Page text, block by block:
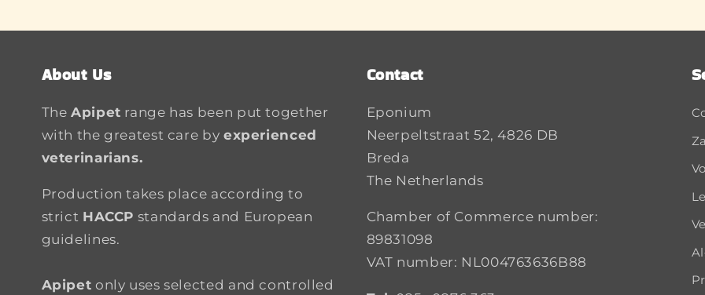
About Us
TheApipet range has been put together
with the greatest care by experienced
veterinarians.
Production takes place according to
strict HACCP standards and European
guidelines.
Apipet only uses selected and controlled
Contact
Eponium
Neerpeltstraat 52, 4826 DB
Breda
The Netherlands
Chamber of Commerce number:
89831098
VAT number: NL004763636B88